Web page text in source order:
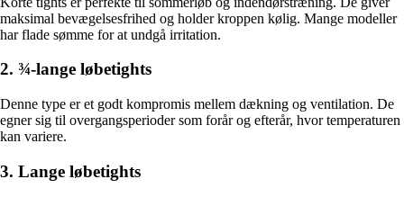
maksimal bevægelsesfrihed og holder kroppen kølig. Mange modeller
har flade sømme for at undgå irritation.
2. ¾-lange løbetights
Denne type er et godt kompromis mellem dækning og ventilation. De
egner sig til overgangsperioder som forår og efterår, hvor temperaturen
kan variere.
3. Lange løbetights